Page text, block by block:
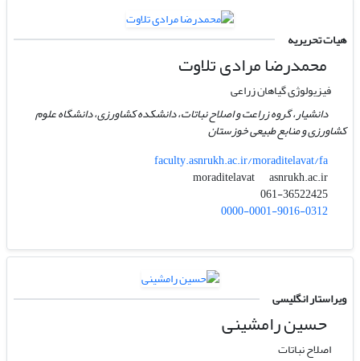
هیات تحریریه
محمدرضا مرادی تلاوت
فیزیولوژی گیاهان زراعی
دانشیار، گروه زراعت و اصلاح نباتات، دانشکده کشاورزی، دانشگاه علوم
کشاورزی و منابع طبیعی خوزستان
faculty.asnrukh.ac.ir/moraditelavat/fa
moraditelavat
asnrukh.ac.ir
061-36522425
0000-0001-9016-0312
ویراستار انگلیسی
حسین رامشینی
اصلاح نباتات